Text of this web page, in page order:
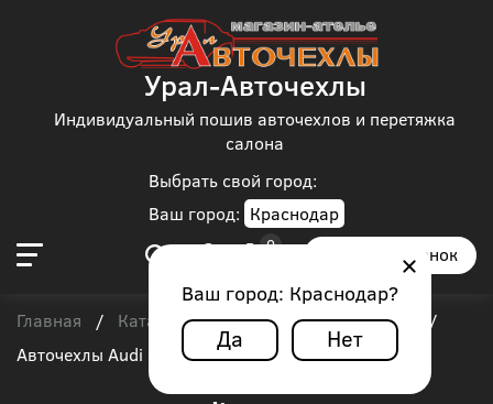
Выбрать свой город:
Ваш город: Краснодар
Ваш город: Краснодар?
Да Нет
Урал-Авточехлы
Индивидуальный пошив авточехлов и перетяжка
салона
Заказать звонок
Главная / Каталог чехлов / Audi / Audi Q7
/
Авточехлы Audi Q7 экокожа "Трансформер"